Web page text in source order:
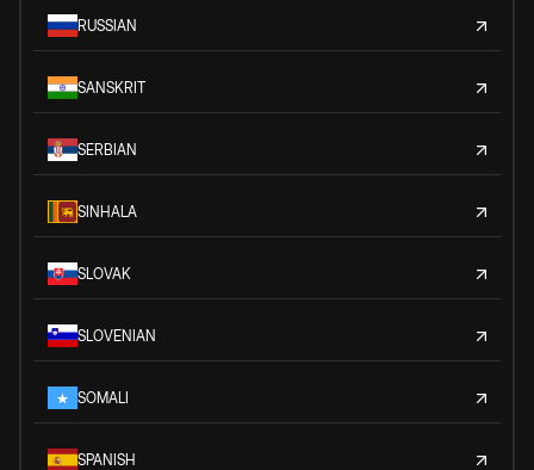
RUSSIAN
SANSKRIT
SERBIAN
SINHALA
SLOVAK
SLOVENIAN
SOMALI
SPANISH